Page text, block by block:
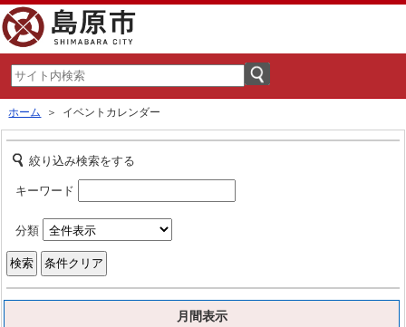
ホーム ＞ イベントカレンダー
絞り込み検索をする
キーワード
分類
月間表示